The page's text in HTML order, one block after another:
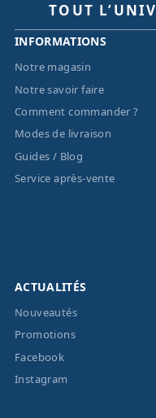
TOUT
INFORMATIONS
Notre magasin
Notre savoir faire
Comment commander ?
Modes de livraison
Guides / Blog
Service après-vente
ACTUALITÉS
Nouveautés
Promotions
Facebook
Instagram